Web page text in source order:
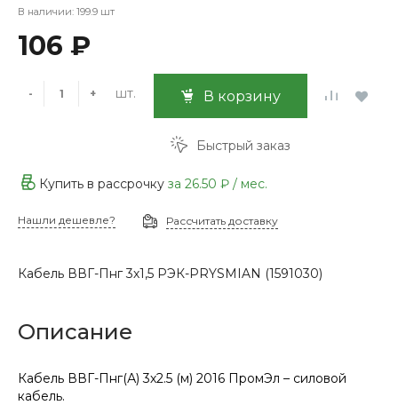
В наличии: 199.9 шт
106 ₽
- + шт. В корзину
Быстрый заказ
Купить в рассрочку за 26.50 ₽ / мес.
Нашли дешевле? Рассчитать доставку
Кабель ВВГ-Пнг 3х1,5 РЭК-PRYSMIAN (1591030)
Описание
Кабель ВВГ-Пнг(А) 3х2.5 (м) 2016 ПромЭл – силовой
кабель.